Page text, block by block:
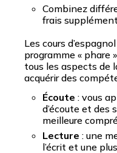
Combinez
frais
Les cours
programme « phare
tous les aspects de
acquérir des
Écoute : vous
d’écoute et
meilleure
Lecture : une
l’écrit et une